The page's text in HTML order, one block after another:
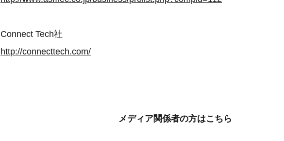
Connect Tech社
http://connecttech.com/
メディア関係者の方はこちら